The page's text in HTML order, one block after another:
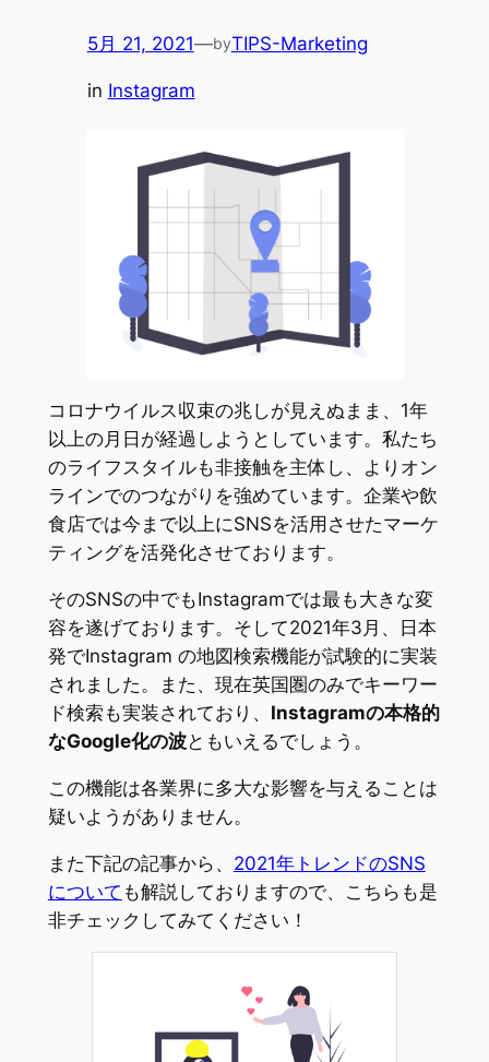
5月 21, 2021—byTIPS-Marketing
in Instagram
コロナウイルス収束の兆しが見えぬまま、1年
以上の月日が経過しようとしています。私たち
のライフスタイルも非接触を主体し、よりオン
ラインでのつながりを強めています。企業や飲
食店では今まで以上にSNSを活用させたマーケ
ティングを活発化させております。
そのSNSの中でもInstagramでは最も大きな変
容を遂げております。そして2021年3月、日本
発でInstagram の地図検索機能が試験的に実装
されました。また、現在英国圏のみでキーワー
ド検索も実装されており、 Instagramの本格的
なGoogle化の波ともいえるでしょう。
この機能は各業界に多大な影響を与えることは
疑いようがありません。
また下記の記事から、 2021年トレンドのSNS
について も解説しておりますので、こちらも是
非チェックしてみてください！